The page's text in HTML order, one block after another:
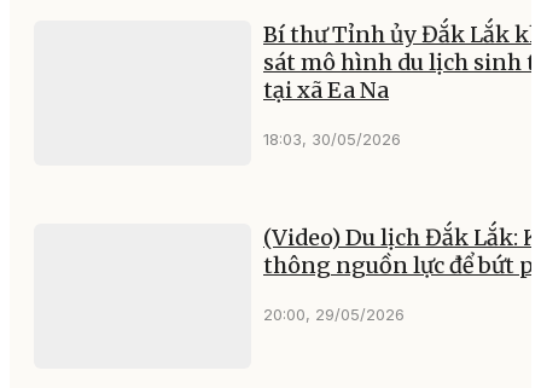
Bí thư Tỉnh ủy Đắk Lắk
sát mô hình du lịch sinh
tại xã Ea Na
18:03, 30/05/2026
(Video) Du lịch Đắk Lắk:
thông nguồn lực để bứt
20:00, 29/05/2026